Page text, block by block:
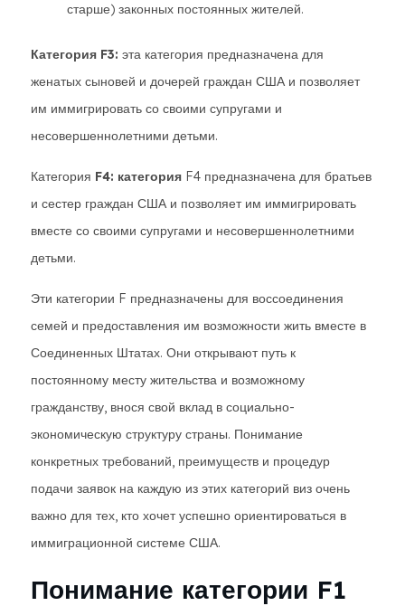
старше) законных постоянных жителей.
Категория F3: эта категория предназначена для
женатых сыновей и дочерей граждан США и позволяет
им иммигрировать со своими супругами и
несовершеннолетними детьми.
Категория F4: категория F4 предназначена для братьев
и сестер граждан США и позволяет им иммигрировать
вместе со своими супругами и несовершеннолетними
детьми.
Эти категории F предназначены для воссоединения
семей и предоставления им возможности жить вместе в
Соединенных Штатах. Они открывают путь к
постоянному месту жительства и возможному
гражданству, внося свой вклад в социально-
экономическую структуру страны. Понимание
конкретных требований, преимуществ и процедур
подачи заявок на каждую из этих категорий виз очень
важно для тех, кто хочет успешно ориентироваться в
иммиграционной системе США.
Понимание категории F1